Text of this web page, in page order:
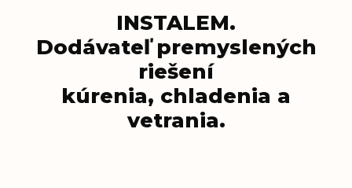
INSTALEM.
Dodávateľ premyslených
riešení
kúrenia, chladenia a
vetrania.